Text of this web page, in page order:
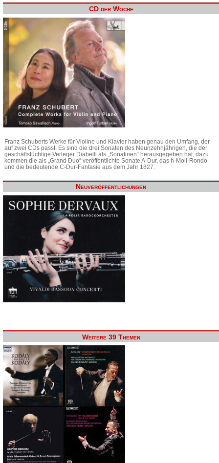
CD der Woche
Franz Schuberts Werke für Violine und Klavier haben genau den Umfang, der
auf zwei CDs passt. Es sind die drei Sonaten des Neunzehnjährigen, die der
geschäftstüchtige Verleger Diabelli als „Sonatinen“ herausgegeben hat, dazu
kommen die als „Grand Duo“ veröffentlichte Sonate A-Dur, das h-Moll-Rondo
und die bedeutende C-Dur-Fantasie aus dem Jahr 1827.
Neuveröffentlichungen
Weitere 39 Themen